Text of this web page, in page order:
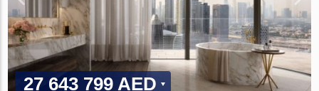
27 643 799 AED